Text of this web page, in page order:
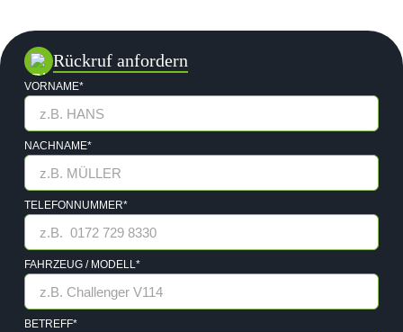
Rückruf anfordern
VORNAME*
NACHNAME*
TELEFONNUMMER*
FAHRZEUG / MODELL*
BETREFF*